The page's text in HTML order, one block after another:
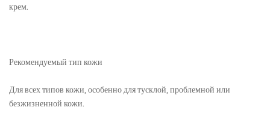
крем.
Рекомендуемый тип кожи
Для всех типов кожи, особенно для тусклой, проблемной или
безжизненной кожи.